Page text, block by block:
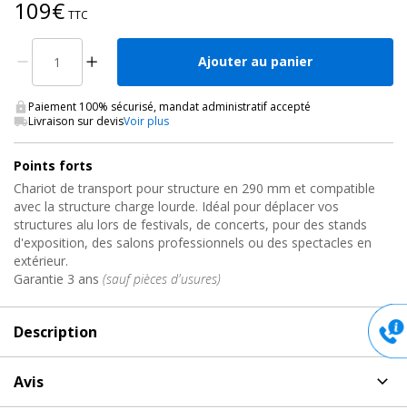
109€ TTC
Ajouter au panier
Paiement 100% sécurisé, mandat administratif accepté
Livraison sur devisVoir plus
Points forts
Chariot de transport pour structure en 290 mm et compatible
avec la structure charge lourde. Idéal pour déplacer vos
structures alu lors de festivals, de concerts, pour des stands
d'exposition, des salons professionnels ou des spectacles en
extérieur.
Garantie 3 ans (sauf pièces d'usures)
Description
TRUSS 29-TROLLEY-BASE Contestage
Avis